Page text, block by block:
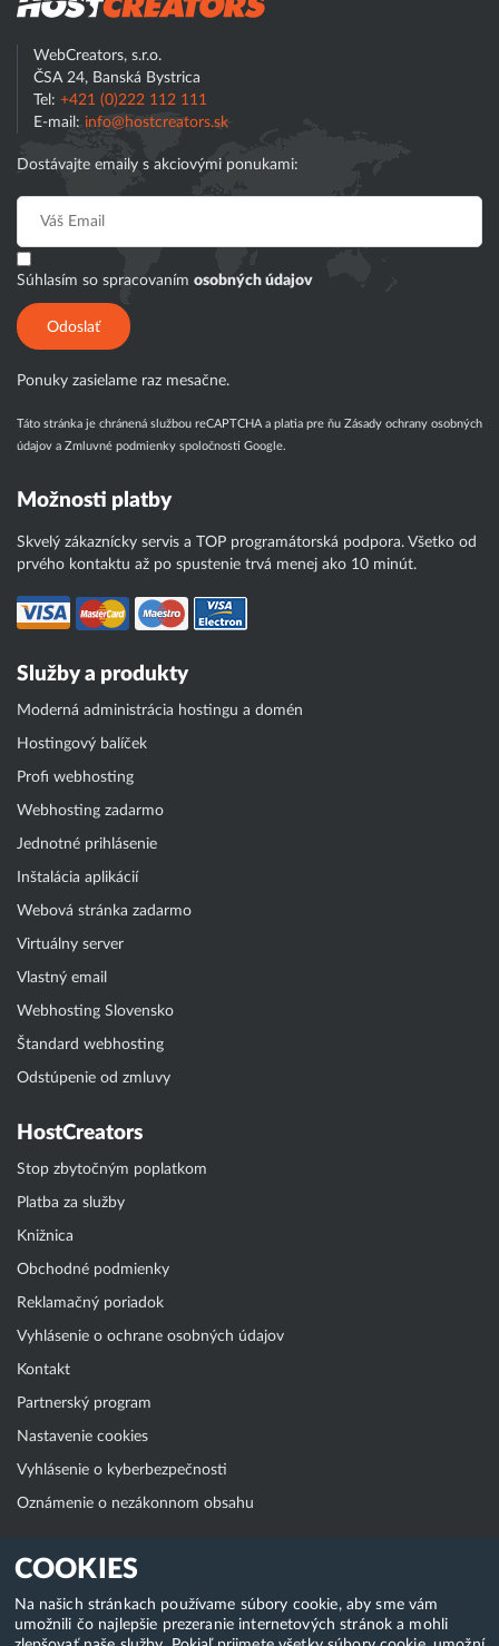
COOKIES
Na našich stránkach používame súbory cookie, aby sme vám
umožnili čo najlepšie prezeranie internetových stránok a mohli
WebCreators, s.r.o.
ČSA 24, Banská Bystrica
Tel: +421 (0)222 112 111
E-mail: info@hostcreators.sk
Dostávajte emaily s akciovými ponukami:
Súhlasím so spracovaním osobných údajov
Odoslať
Ponuky zasielame raz mesačne.
Táto stránka je chránená službou reCAPTCHA a platia pre ňu Zásady ochrany osobných
údajov a Zmluvné podmienky spoločnosti Google.
Možnosti platby
Skvelý zákaznícky servis a TOP programátorská podpora. Všetko od
prvého kontaktu až po spustenie trvá menej ako 10 minút.
Služby a produkty
Moderná administrácia hostingu a domén
Hostingový balíček
Profi webhosting
Webhosting zadarmo
Jednotné prihlásenie
Inštalácia aplikácií
Webová stránka zadarmo
Virtuálny server
Vlastný email
Webhosting Slovensko
Štandard webhosting
Odstúpenie od zmluvy
HostCreators
Stop zbytočným poplatkom
Platba za služby
Knižnica
Obchodné podmienky
Reklamačný poriadok
Vyhlásenie o ochrane osobných údajov
Kontakt
Partnerský program
Nastavenie cookies
Vyhlásenie o kyberbezpečnosti
Oznámenie o nezákonnom obsahu
Klientská zóna
WebAdmin
WebMail